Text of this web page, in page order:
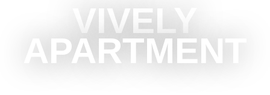
VIVELY
APARTMENT